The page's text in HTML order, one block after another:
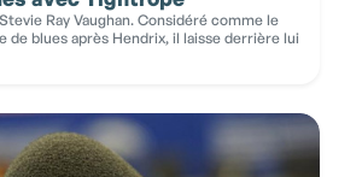
Ray Vaughan. Considéré comme le
de blues après Hendrix, il laisse derrière lui